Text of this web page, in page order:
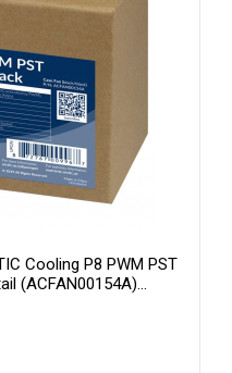
Cooling P8 PWM PST
(ACFAN00154A)